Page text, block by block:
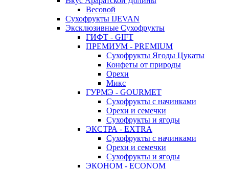
Весовой
Сухофрукты IJEVAN
Эксклюзивные Сухофрукты
ГИФТ - GIFT
ПРЕМИУМ - PREMIUM
Сухофрукты Ягоды Цукаты
Конфеты от природы
Орехи
Микс
ГУРМЭ - GOURMET
Сухофрукты с начинками
Орехи и семечки
Сухофрукты и ягоды
ЭКСТРА - EXTRA
Сухофрукты с начинками
Орехи и семечки
Сухофрукты и ягоды
ЭКОНОМ - ECONOM